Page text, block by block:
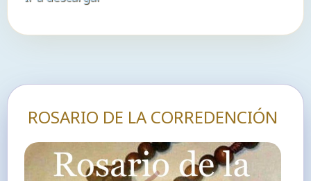
audio
ROSARIO DE LA CORREDENCIÓN